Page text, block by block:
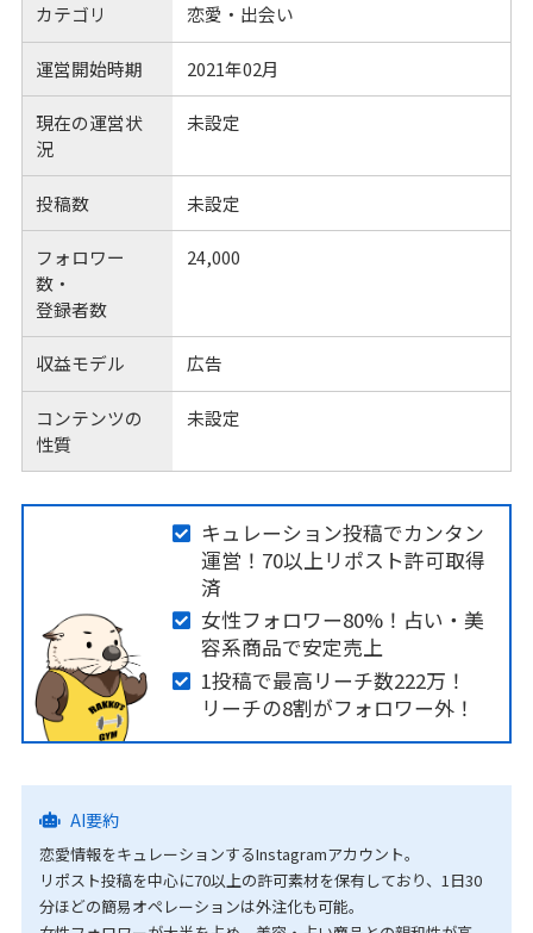
カテゴリ 恋愛・出会い
運営開始時期 2021年02月
現在の運営状
況
未設定
投稿数 未設定
フォロワー
数・
登録者数
24,000
収益モデル 広告
コンテンツの
性質
未設定
キュレーション投稿でカンタン
運営！70以上リポスト許可取得
済
女性フォロワー80%！占い・美
容系商品で安定売上
1投稿で最高リーチ数222万！
リーチの8割がフォロワー外！
AI要約
恋愛情報をキュレーションするInstagramアカウント。
リポスト投稿を中心に70以上の許可素材を保有しており、1日30
分ほどの簡易オペレーションは外注化も可能。